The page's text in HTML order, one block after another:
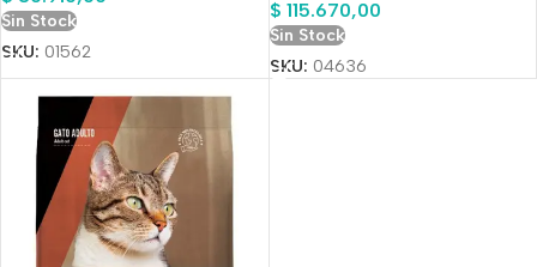
Sin Stock
SKU: 01562
$ 115.670,00
Sin Stock
SKU: 04636